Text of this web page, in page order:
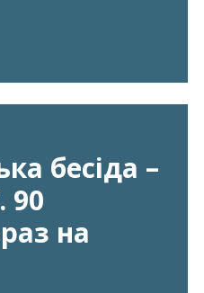
бесіда –
90
на